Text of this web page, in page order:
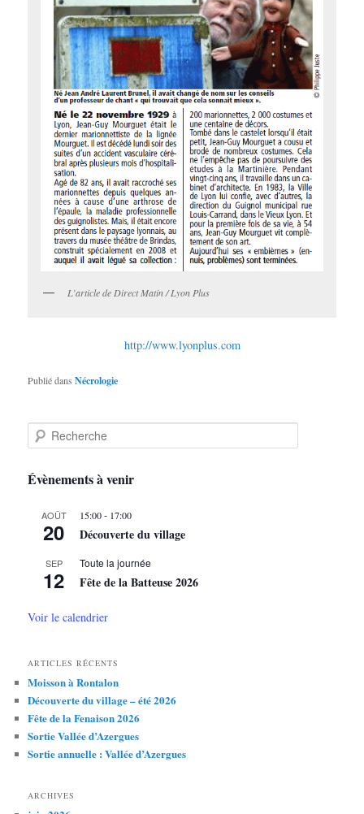
L’article de Direct Matin / Lyon Plus
http://www.lyonplus.com
Publié dans Nécrologie
e
h
Évènements à venir
AOÛT
20
15:00- 17:00
Découverte du village
SEP
12
Toute la journée
Fête de la Batteuse 2026
Voir le calendrier
ARTICLES RÉCENTS
Moisson à Rontalon
Découverte du village – été 2026
Fête de la Fenaison 2026
Sortie Vallée d’Azergues
Sortie annuelle : Vallée d’Azergues
ARCHIVES